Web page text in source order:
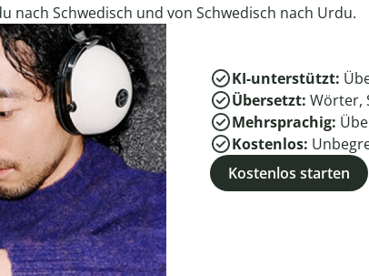
nach Schwedisch und von Schwedisch nach Urdu.
KI-unterstützt:
Übersetzt: Wörter,
Mehrsprachig:
Kostenlos:
Kostenlos starten